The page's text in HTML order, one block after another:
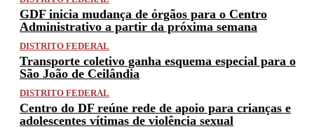
GDF inicia mudança de órgãos para o Centro
Administrativo a partir da próxima semana
DISTRITO FEDERAL
Transporte coletivo ganha esquema especial para o
São João de Ceilândia
DISTRITO FEDERAL
Centro do DF reúne rede de apoio para crianças e
adolescentes vítimas de violência sexual